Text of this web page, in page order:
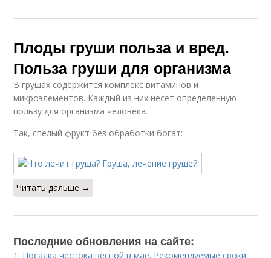
Плоды груши польза и вред.
Польза груши для организма
В грушах содержится комплекс витаминов и
микроэлементов. Каждый из них несет определенную
пользу для организма человека.
Так, спелый фрукт без обработки богат:
Читать дальше →
Последние обновления на сайте:
1. Посадка чеснока весной в мае. Рекомендуемые сроки